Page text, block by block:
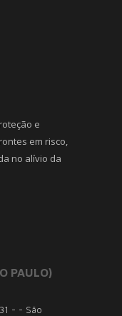
e
em risco,
no alívio da
PAULO)
- - São